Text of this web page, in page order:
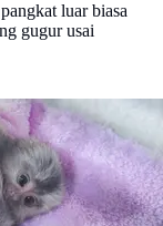
luar biasa
gugur usai